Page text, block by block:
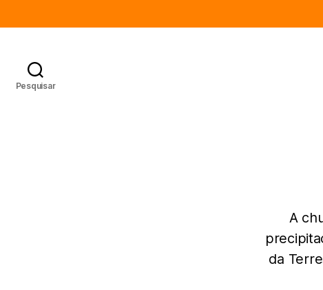
Pesquisar
A
da